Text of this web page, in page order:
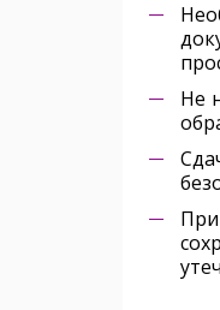
Не